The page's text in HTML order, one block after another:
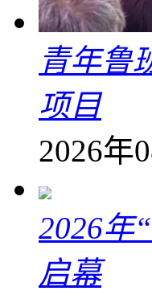
青年鲁
项目
2026年
2026年
启幕